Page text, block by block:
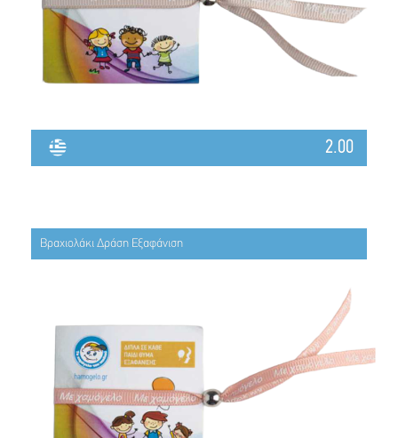
2.00
Βραχιολάκι Δράση Εξαφάνιση